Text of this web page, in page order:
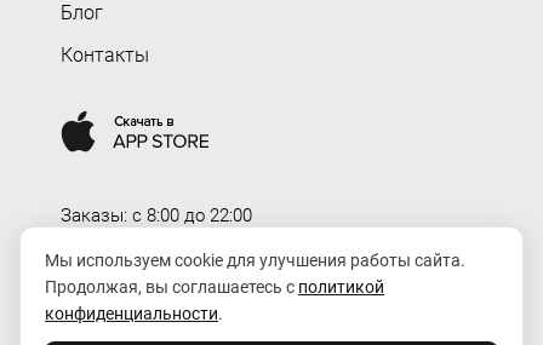
Блог
Контакты
Заказы: c 8:00 до 22:00
Доставка: c 8:00 до 00:00
order@rozaexpress.ru
Мы используем cookie для улучшения работы сайта.
Продолжая, вы соглашаетесь с политикой
конфиденциальности.